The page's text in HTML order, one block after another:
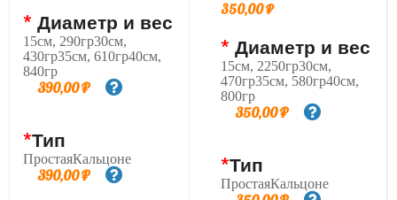
* Диаметр и вес
15см, 290гр30см,
430гр35см, 610гр40см,
840гр
390,00₽
*Тип
ПростаяКальцоне
390,00₽
350,00₽
* Диаметр и вес
15см, 2250гр30см,
470гр35см, 580гр40см,
800гр
350,00₽
*Тип
ПростаяКальцоне